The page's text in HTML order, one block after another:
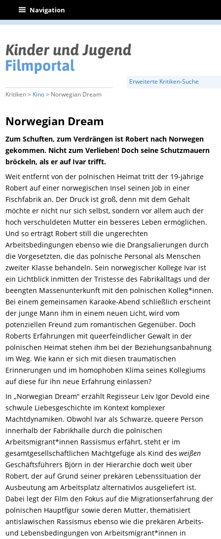
| Navigation
Erweiterte Kritiken-Suche
Kritiken > Kino> Norwegian Dream
Norwegian Dream
Zum Schuften, zum Verdrängen ist Robert nach Norwegen
gekommen. Nicht zum Verlieben! Doch seine Schutzmauern
bröckeln, als er auf Ivar trifft.
Weit entfernt von der polnischen Heimat tritt der 19-jährige
Robert auf einer norwegischen Insel seinen Job in einer
Fischfabrik an. Der Druck ist groß, denn mit dem Gehalt
möchte er nicht nur sich selbst, sondern vor allem auch der
hoch verschuldeten Mutter ein besseres Leben ermöglichen.
Und so erträgt Robert still die ungerechten
Arbeitsbedingungen ebenso wie die Drangsalierungen durch
die Vorgesetzten, die das polnische Personal als Menschen
zweiter Klasse behandeln. Sein norwegischer Kollege Ivar ist
ein Lichtblick inmitten der Tristesse des Fabrikalltags und der
beengten Massenunterkunft mit den polnischen Kolleg*innen.
Bei einem gemeinsamen Karaoke-Abend schließlich erscheint
der junge Mann ihm in einem neuen Licht, wird vom
potenziellen Freund zum romantischen Gegenüber. Doch
Roberts Erfahrungen mit queerfeindlicher Gewalt in der
polnischen Heimat stehen ihm bei der Beziehungsanbahnung
im Weg. Wie kann er sich mit diesen traumatischen
Erinnerungen und im homophoben Klima seines Kollegiums
auf diese für ihn neue Erfahrung einlassen?
In „Norwegian Dream“ erzählt Regisseur Leiv Igor Devold eine
schwule Liebesgeschichte im Kontext komplexer
Machtdynamiken. Obwohl Ivar als Schwarze, queere Person
innerhalb der Fabrikhalle durch die polnischen
Arbeitsmigrant*innen Rassismus erfährt, steht er im
gesamtgesellschaftlichen Machtgefüge als Kind desweißen
Geschäftsführers Björn in der Hierarchie doch weit über
Robert, der auf Grund seiner prekären Lebenssituation der
Ausbeutung am Arbeitsplatz alternativlos ausgeliefert ist.
Dabei legt der Film den Fokus auf die Migrationserfahrung der
polnischen Hauptfigur sowie deren Mutter, thematisiert
antislawischen Rassismus ebenso wie die prekären Arbeits-
und Lebensbedingungen von Arbeitsmigrant*innen in